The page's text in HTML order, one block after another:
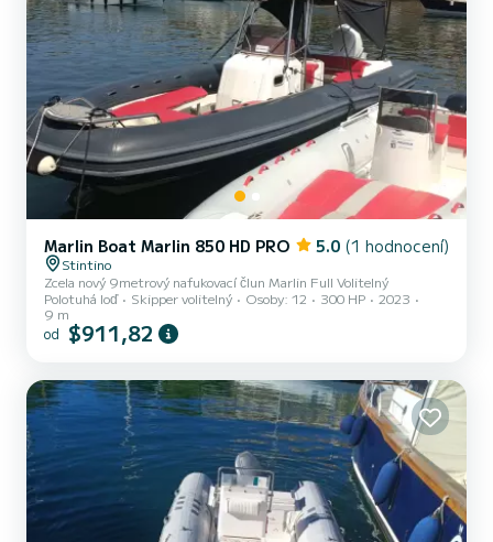
Marlin Boat Marlin 850 HD PRO 5.0 (1 hodnocení)
Stintino
Zcela nový 9metrový nafukovací člun Marlin Full Volitelný
Polotuhá loď
Skipper volitelný Osoby: 12 300 HP
2023
9 m
od $911,82